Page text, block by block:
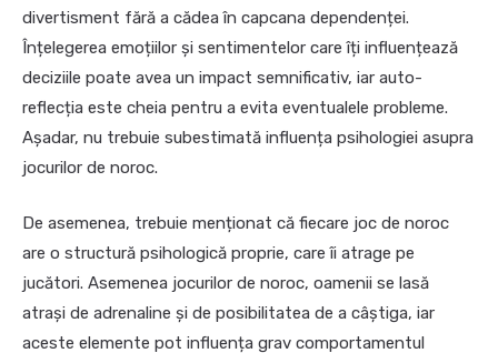
divertisment fără a cădea în capcana dependenței.
Înțelegerea emoțiilor și sentimentelor care îți influențează
deciziile poate avea un impact semnificativ, iar auto-
reflecția este cheia pentru a evita eventualele probleme.
Așadar, nu trebuie subestimată influența psihologiei asupra
jocurilor de noroc.
De asemenea, trebuie menționat că fiecare joc de noroc
are o structură psihologică proprie, care îi atrage pe
jucători. Asemenea jocurilor de noroc, oamenii se lasă
atrași de adrenaline și de posibilitatea de a câștiga, iar
aceste elemente pot influența grav comportamentul